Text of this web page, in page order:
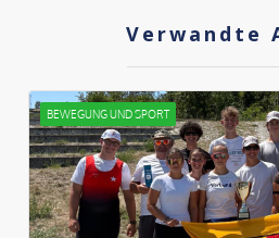
Verwandte
BEWEGUNG UND SPORT